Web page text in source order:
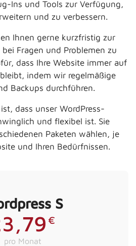
Ins und Tools zur Verfügung,
und zu verbessern.
Ihnen gerne kurzfristig zur
Fragen und Problemen zu
dass Ihre Website immer auf
indem wir regelmäßige
Backups durchführen.
dass unser WordPress-
und flexibel ist. Sie
Paketen wählen, je
und Ihren Bedürfnissen.
S
€
pro Monat